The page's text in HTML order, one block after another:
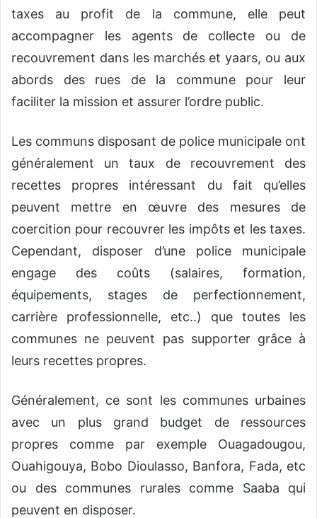
taxes au profit de la commune, elle peut
accompagner les agents de collecte ou de
recouvrement dans les marchés et yaars, ou aux
abords des rues de la commune pour leur
faciliter la mission et assurer l’ordre public.
Les communs disposant de police municipale ont
généralement un taux de recouvrement des
recettes propres intéressant du fait qu’elles
peuvent mettre en œuvre des mesures de
coercition pour recouvrer les impôts et les taxes.
Cependant, disposer d’une police municipale
engage des coûts (salaires, formation,
équipements, stages de perfectionnement,
carrière professionnelle, etc..) que toutes les
communes ne peuvent pas supporter grâce à
leurs recettes propres.
Généralement, ce sont les communes urbaines
avec un plus grand budget de ressources
propres comme par exemple Ouagadougou,
Ouahigouya, Bobo Dioulasso, Banfora, Fada, etc
ou des communes rurales comme Saaba qui
peuvent en disposer.